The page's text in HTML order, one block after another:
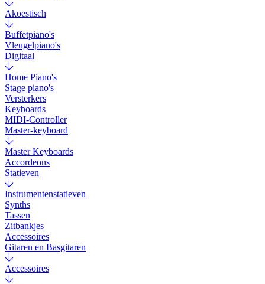
Akoestisch
Buffetpiano's
Vleugelpiano's
Digitaal
Home Piano's
Stage piano's
Versterkers
Keyboards
MIDI-Controller
Master-keyboard
Master Keyboards
Accordeons
Statieven
Instrumentenstatieven
Synths
Tassen
Zitbankjes
Accessoires
Gitaren en Basgitaren
Accessoires